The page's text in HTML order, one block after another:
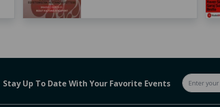
Stay Up To Date With Your Favorite Events